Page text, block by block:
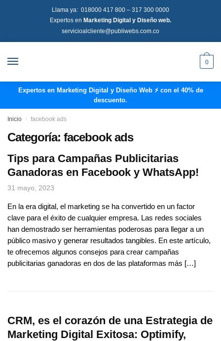
Llama ya: 018000 417 800 – 317 300 0000
Expertos en Marketing Digital y Diseño web.
servicioalcliente@publiwebs.com.co
0
Expertos en Marketing Digital y Diseño Web ⚡ con el 40% de
descuento.
Inicio / facebook ads
Categoría: facebook ads
Tips para Campañas Publicitarias
Ganadoras en Facebook y WhatsApp!
31 mayo, 2023
En la era digital, el marketing se ha convertido en un factor
clave para el éxito de cualquier empresa. Las redes sociales
han demostrado ser herramientas poderosas para llegar a un
público masivo y generar resultados tangibles. En este artículo,
te ofrecemos algunos consejos para crear campañas
publicitarias ganadoras en dos de las plataformas más […]
CRM, es el corazón de una Estrategia de
Marketing Digital Exitosa: Optimify,